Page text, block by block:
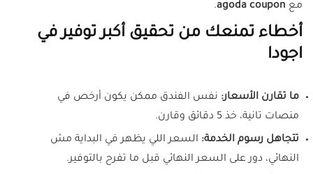
مع agoda coupon
.
أخطاء تمنعك من تحقيق أكبر توفير في
اجودا
ما تقارن الأسعار: نفس الفندق ممكن يكون أرخص في
منصات تانية، خذ 5 دقائق وقارن.
تتجاهل رسوم الخدمة: السعر اللي يظهر في البداية مش
النهائي، دور على السعر النهائي قبل ما تفرح بالتوفير.